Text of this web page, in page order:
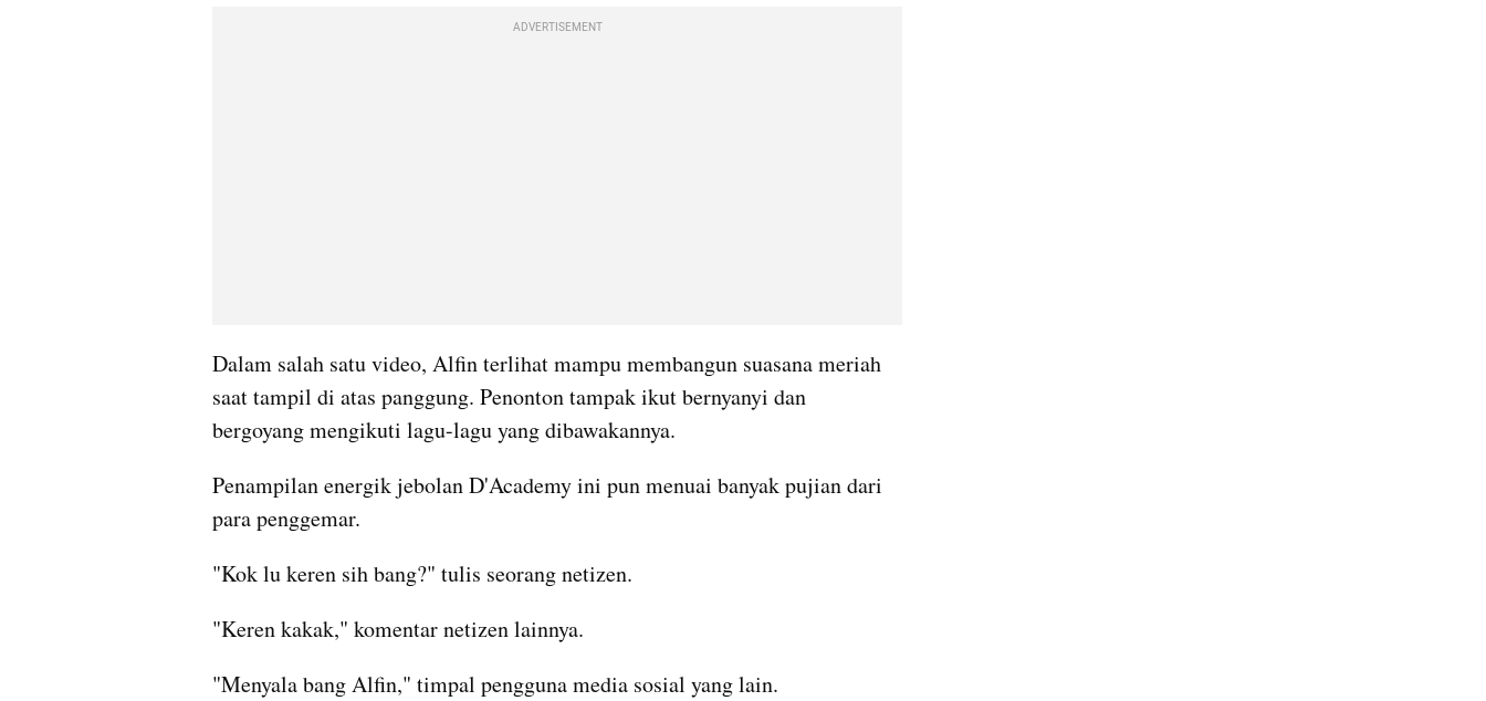
ADVERTISEMENT
Dalam salah satu video, Alfin terlihat mampu membangun suasana meriah
saat tampil di atas panggung. Penonton tampak ikut bernyanyi dan
bergoyang mengikuti lagu-lagu yang dibawakannya.
Penampilan energik jebolan D'Academy ini pun menuai banyak pujian dari
para penggemar.
"Kok lu keren sih bang?" tulis seorang netizen.
"Keren kakak," komentar netizen lainnya.
"Menyala bang Alfin," timpal pengguna media sosial yang lain.